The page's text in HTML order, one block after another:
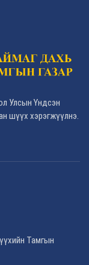
Улсын Үндсэн
шүүх хэрэгжүүлнэ.
Тамгын